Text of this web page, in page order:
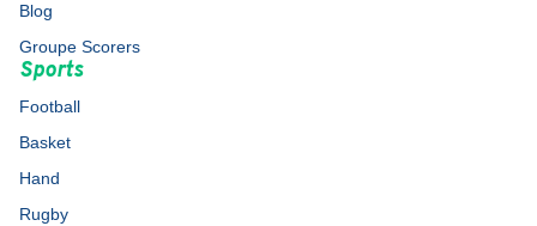
Blog
Groupe Scorers
Sports
Football
Basket
Hand
Rugby